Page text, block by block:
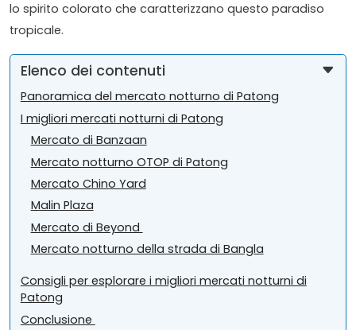
lo spirito colorato che caratterizzano questo paradiso
tropicale.
Elenco dei contenuti
Panoramica del mercato notturno di Patong
I migliori mercati notturni di Patong
Mercato di Banzaan
Mercato notturno OTOP di Patong
Mercato Chino Yard
Malin Plaza
Mercato di Beyond
Mercato notturno della strada di Bangla
Consigli per esplorare i migliori mercati notturni di
Patong
Conclusione